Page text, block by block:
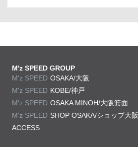
M'z SPEED GROUP
M'z SPEED OSAKA/大阪
M'z SPEED KOBE/神戸
M'z SPEED OSAKA MINOH/大阪箕面
M'z SPEED SHOP OSAKA/ショップ大阪
ACCESS